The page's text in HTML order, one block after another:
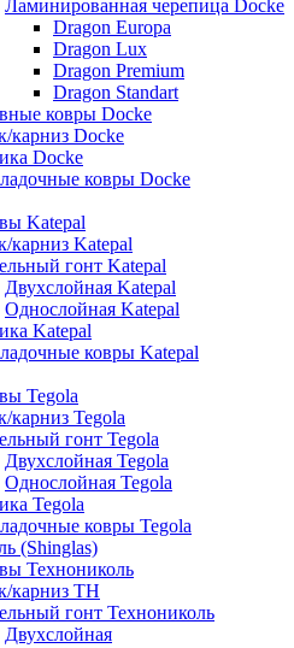
Ламинированная черепица Docke
Dragon Europa
Dragon Lux
Dragon Premium
Dragon Standart
ковры Docke
карниз Docke
Docke
ковры Docke
Katepal
карниз Katepal
гонт Katepal
Двухслойная Katepal
Однослойная Katepal
Katepal
ковры Katepal
Tegola
карниз Tegola
гонт Tegola
Двухслойная Tegola
Однослойная Tegola
Tegola
ковры Tegola
(Shinglas)
Технониколь
карниз ТН
гонт Технониколь
Двухслойная